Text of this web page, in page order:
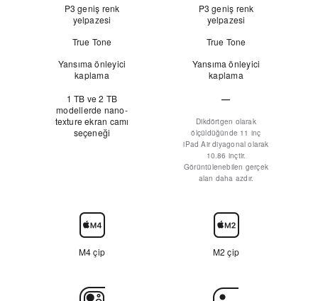
P3 geniş renk
yelpazesi
True Tone
Yansıma önleyici
kaplama
1 TB ve 2 TB
modellerde nano-
texture ekran camı
seçeneği
P3 geniş renk
yelpazesi
True Tone
Yansıma önleyici
kaplama
—
Yok
Dikdörtgen olarak
ölçüldüğünde 11 inç
iPad Air diyagonal olarak
10.86 inçtir.
Görüntülenebilen gerçek
alan daha azdır.
M4 çip M2 çip